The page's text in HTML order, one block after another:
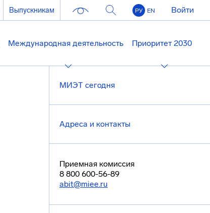
Выпускникам РУ EN Войти
Международная деятельность Приоритет 2030
МИЭТ сегодня
Адреса и контакты
Приемная комиссия
8 800 600-56-89
abit@miee.ru